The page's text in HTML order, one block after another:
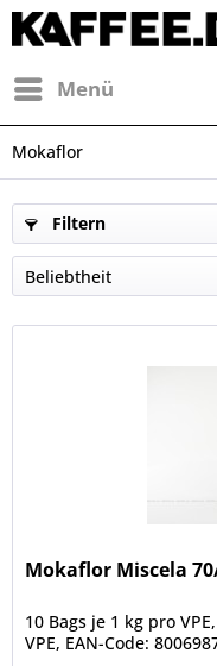
Menü
Mokaflor
Filtern
Mokaflor Miscela
10 Bags je 1 kg pro
VPE, EAN-Code: